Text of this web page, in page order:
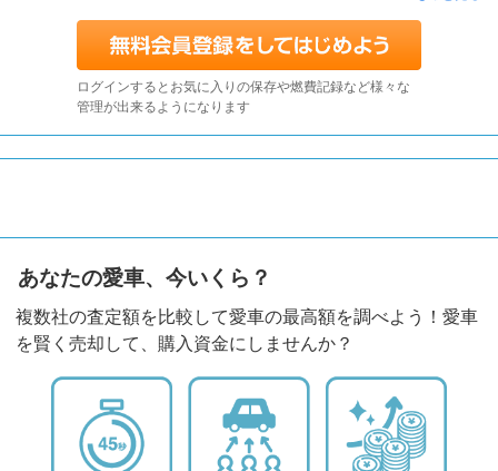
ログインするとお気に入りの保存や燃費記録など様々な
管理が出来るようになります
あなたの愛車、今いくら？
複数社の査定額を比較して愛車の最高額を調べよう！愛車
を賢く売却して、購入資金にしませんか？